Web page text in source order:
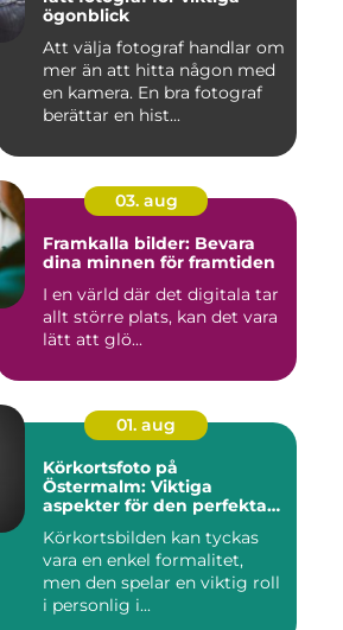
ögonblick
Att välja fotograf handlar om
mer än att hitta någon med
en kamera. En bra fotograf
berättar en hist...
03. aug
Framkalla bilder: Bevara
dina minnen för framtiden
I en värld där det digitala tar
allt större plats, kan det vara
lätt att glö...
01. aug
Körkortsfoto på
Östermalm: Viktiga
aspekter för den perfekta
Körkortsbilden kan tyckas
vara en enkel formalitet,
men den spelar en viktig roll
i personlig i...